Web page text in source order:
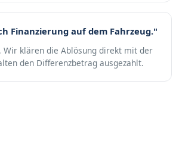
Finanzierung auf dem Fahrzeug."
Wir klären die Ablösung direkt mit der
den Differenzbetrag ausgezahlt.